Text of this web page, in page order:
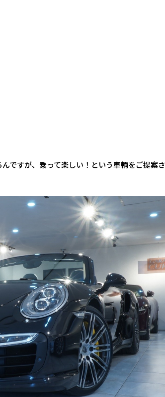
ですが、乗って楽しい！という車輌をご提案さ